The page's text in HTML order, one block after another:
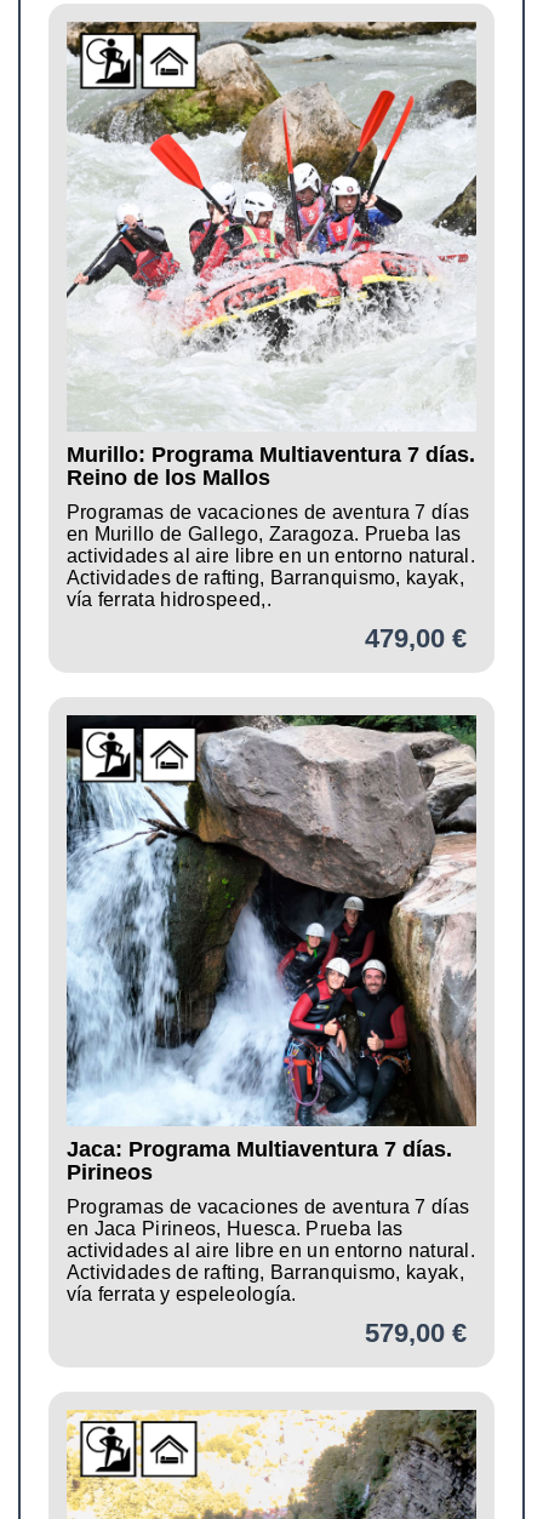
Murillo: Programa Multiaventura 7 días.
Reino de los Mallos
Programas de vacaciones de aventura 7 días
en Murillo de Gallego, Zaragoza. Prueba las
actividades al aire libre en un entorno natural.
Actividades de rafting, Barranquismo, kayak,
vía ferrata hidrospeed,.
479,00 €
Jaca: Programa Multiaventura 7 días.
Pirineos
Programas de vacaciones de aventura 7 días
en Jaca Pirineos, Huesca. Prueba las
actividades al aire libre en un entorno natural.
Actividades de rafting, Barranquismo, kayak,
vía ferrata y espeleología.
579,00 €